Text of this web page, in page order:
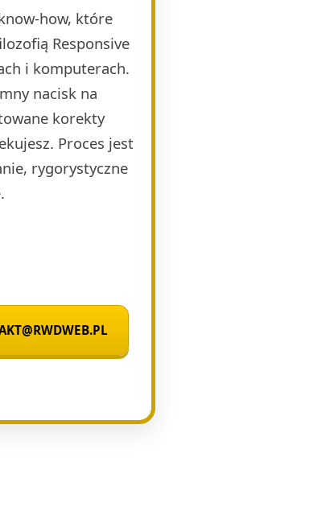
how, które
Responsive
i komputerach.
nacisk na
korekty
Proces jest
rygorystyczne